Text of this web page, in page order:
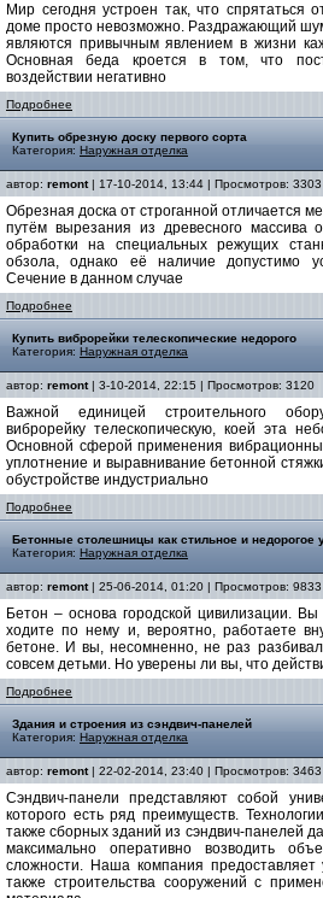
Мир сегодня устроен так, что спрятаться
доме просто невозможно. Раздражающий
являются привычным явлением в жизни
Основная беда кроется в том, что
воздействии негативно
Подробнее
Купить обрезную доску первого сорта
Категория: Наружная отделка
автор: remont| 17-10-2014, 13:44 | Просмотров: 3303
Обрезная доска от строганной отличается
путём вырезания из древесного массива
обработки на специальных режущих
обзола, однако её наличие допустимо
Сечение в данном случае
Подробнее
Купить виброрейки телескопические недорого
Категория: Наружная отделка
автор: remont| 3-10-2014, 22:15 | Просмотров: 3120
Важной единицей строительного
виброрейку телескопическую, коей эта
Основной сферой применения
уплотнение и выравнивание бетонной
обустройстве индустриально
Подробнее
Бетонные столешницы как стильное и недорогое
Категория: Наружная отделка
автор: remont| 25-06-2014, 01:20 | Просмотров: 9833
Бетон – основа городской цивилизации.
ходите по нему и, вероятно, работаете
бетоне. И вы, несомненно, не раз
совсем детьми. Но уверены ли вы, что
Подробнее
Здания и строения из сэндвич-панелей
Категория: Наружная отделка
автор: remont| 22-02-2014, 23:40 | Просмотров: 3463
Сэндвич-панели представляют собой
которого есть ряд преимуществ.
также сборных зданий из сэндвич-панелей
максимально оперативно возводить
сложности. Наша компания предоставляет
также строительства сооружений с